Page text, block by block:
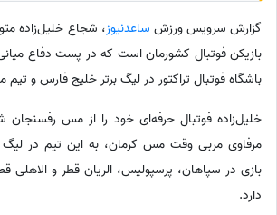
گزارش سرویس ورزش ساعدنیوز
بازیکن فوتبال کشورمان است که در پست دفاع میانی
باشگاه فوتبال تراکتور در لیگ برتر خلیج فارس و
خلیل‌زاده فوتبال حرفه‌ای خود را از مس رفسنجان
مرفاوی مربی وقت مس کرمان، به این تیم در لیگ
بازی در سپاهان، پرسپولیس، الریان قطر و الاهلی
دارد.